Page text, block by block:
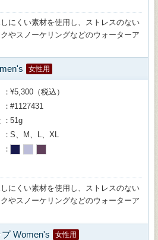
にくい素材を使用し、ストレスのない
やスノーケリングなどのウォーターア
女性用
¥5,300（税込）
#1127431
51g
S、M、L、XL
にくい素材を使用し、ストレスのない
やスノーケリングなどのウォーターア
Women's 女性用